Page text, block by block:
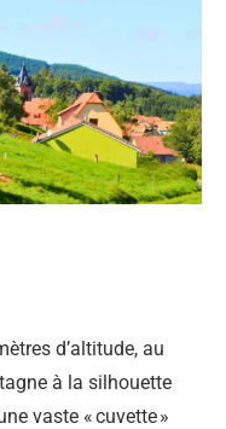
d’altitude, au
à la silhouette
vaste « cuvette »